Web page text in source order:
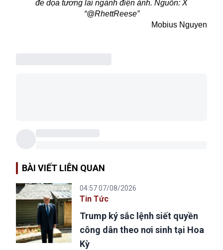
đe dọa tương lai ngành điện ảnh. Nguồn: X
“@RhettReese”
Mobius Nguyen
BÀI VIẾT LIÊN QUAN
04:57 07/08/2026
Tin Tức
Trump ký sắc lệnh siết quyền
công dân theo nơi sinh tại Hoa
Kỳ